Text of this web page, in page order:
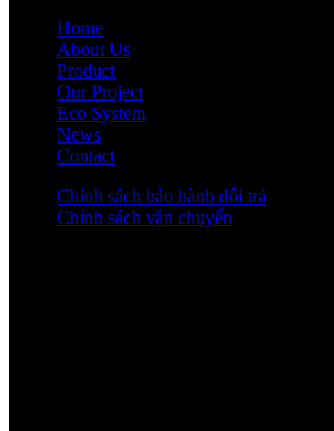
Home
About Us
Product
Our Project
Eco System
News
Contact
Chính sách bảo hành đổi trả
Chính sách vận chuyển